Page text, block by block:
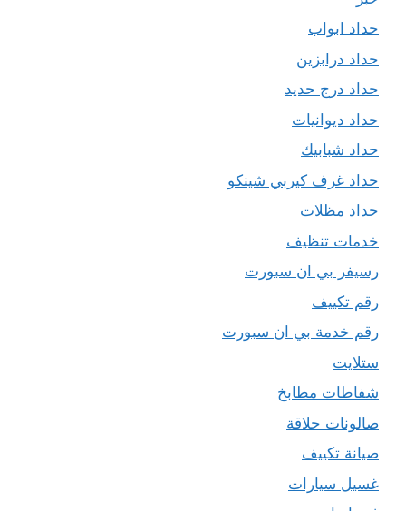
حداد ابواب
حداد درابزين
حداد درج حديد
حداد ديوانيات
حداد شبابيك
حداد غرف كيربي شينكو
حداد مظلات
خدمات تنظيف
رسيفر بي ان سبورت
رقم تكييف
رقم خدمة بي ان سبورت
ستلايت
شفاطات مطابخ
صالونات حلاقة
صيانة تكييف
غسيل سيارات